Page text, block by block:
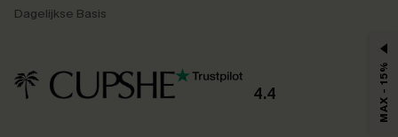
Dagelijkse Basis
4.4 MAX - 15%